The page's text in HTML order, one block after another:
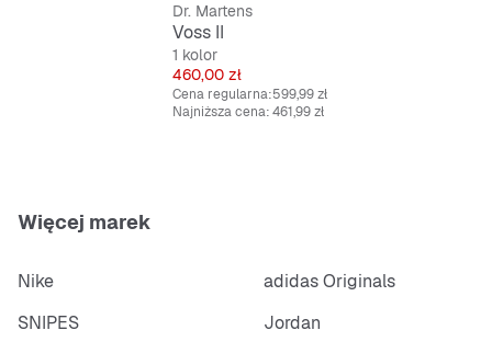
Dr. Martens
Voss II
1 kolor
Cena
460,00 zł
Cena regularna:599,99 zł
Najniższa cena:461,99 zł
Więcej marek
Nike
adidas Originals
SNIPES
Jordan